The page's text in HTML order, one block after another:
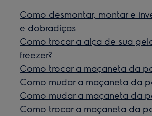
Como desmontar, montar e
e dobradiças
Como trocar a alça de sua
freezer?
Como trocar a maçaneta da
Como mudar a maçaneta da
Como mudar a maçaneta da
Como trocar a maçaneta da